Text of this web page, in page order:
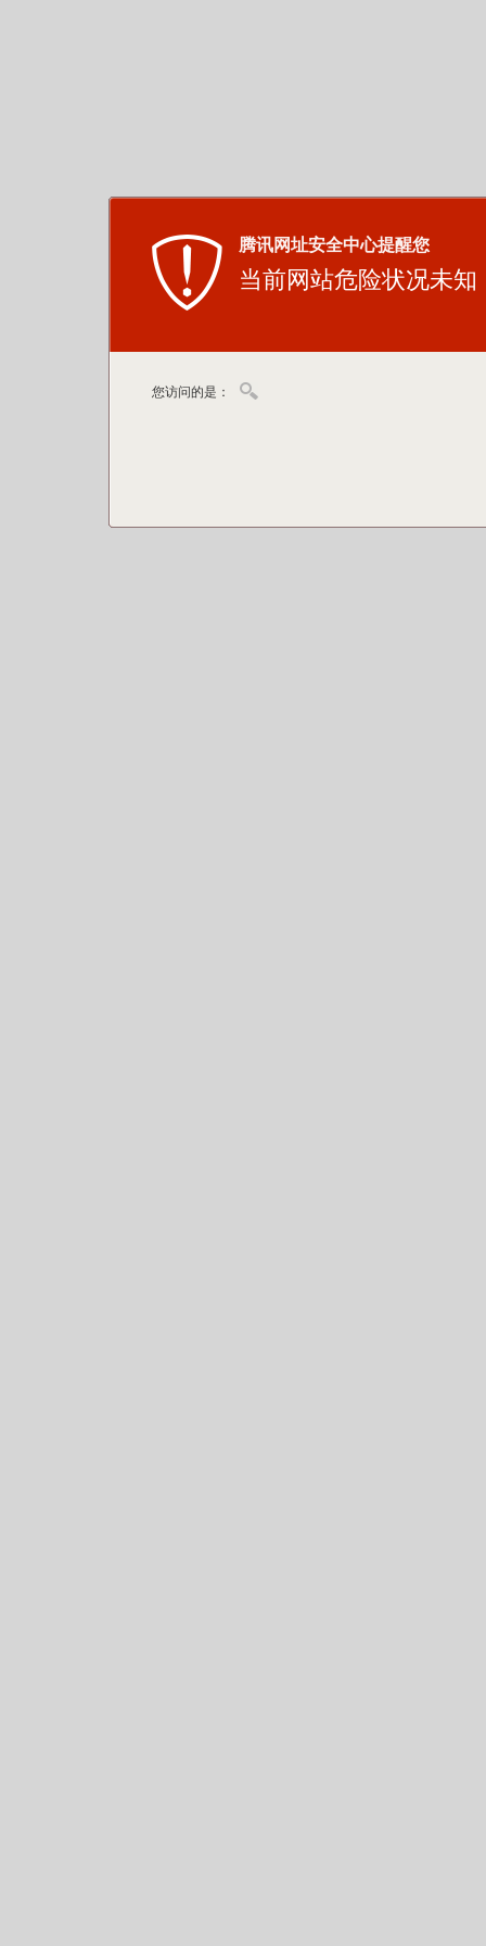
腾讯网址安全中心提醒您
当前网站危险状况未知
您访问的是：